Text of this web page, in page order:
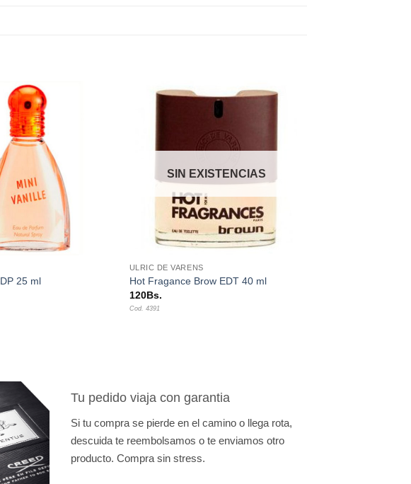
25 ml
deseos
SIN EXISTENCIAS
ULRIC DE VARENS
Hot Fragance Brow EDT 40 ml
120Bs.
Cod. 4391
Tu pedido viaja con garantia
Si tu compra se pierde en el camino o llega rota,
descuida te reembolsamos o te enviamos otro
producto. Compra sin stress.